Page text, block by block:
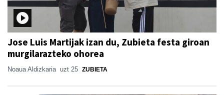
Jose Luis Martijak izan du, Zubieta festa giroan
murgilarazteko ohorea
Noaua Aldizkaria uzt 25 ZUBIETA